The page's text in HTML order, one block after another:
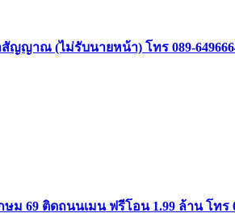
สัญญาณ (ไม่รับนายหน้า) โทร 089-
69 ติดถนนเมน ฟรีโอน 1.99 ล้าน โทร